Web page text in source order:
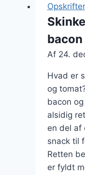
Opskrifter
Af 24.
Hvad er
og
bacon
alsidig
en del af
snack til
Retten
er fyldt